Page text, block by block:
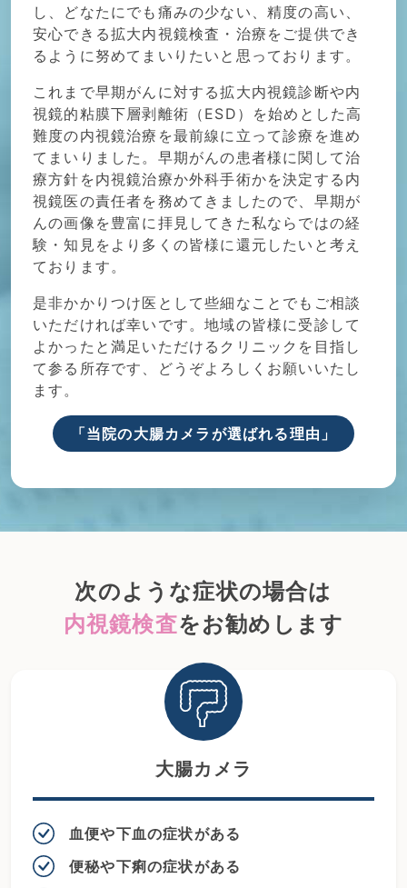
し、どなたにでも痛みの少ない、精度の高い、
安心できる拡大内視鏡検査・治療をご提供でき
るように努めてまいりたいと思っております。
これまで早期がんに対する拡大内視鏡診断や内
視鏡的粘膜下層剥離術（ESD）を始めとした高
難度の内視鏡治療を最前線に立って診療を進め
てまいりました。早期がんの患者様に関して治
療方針を内視鏡治療か外科手術かを決定する内
視鏡医の責任者を務めてきましたので、早期が
んの画像を豊富に拝見してきた私ならではの経
験・知見をより多くの皆様に還元したいと考え
ております。
是非かかりつけ医として些細なことでもご相談
いただければ幸いです。地域の皆様に受診して
よかったと満足いただけるクリニックを目指し
て参る所存です、どうぞよろしくお願いいたし
ます。
「当院の大腸カメラが選ばれる理由」
次のような症状の場合は
内視鏡検査をお勧めします
大腸カメラ
血便や下血の症状がある
便秘や下痢の症状がある